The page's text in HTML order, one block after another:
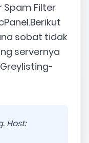
Spam Filter
sobat tidak
servernya
Host: